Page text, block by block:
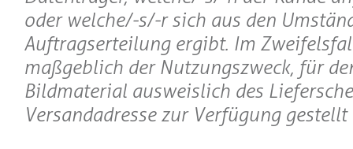
oder welche/-s/-r sich aus den
Auftragserteilung ergibt. Im
maßgeblich der Nutzungszweck, für
Bildmaterial ausweislich des
Versandadresse zur Verfügung